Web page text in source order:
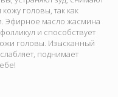
головы, так как
Эфирное масло жасмина
и способствует
головы. Изысканный
поднимает